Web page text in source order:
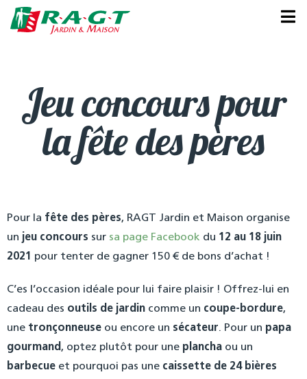
Jeu concours pour
la fête des pères
Pour la fête des pères, RAGT Jardin et Maison organise
un jeu concours sur sa page Facebook du 12 au 18 juin
2021 pour tenter de gagner 150 € de bons d’achat !
C’es l’occasion idéale pour lui faire plaisir ! Offrez-lui en
cadeau des outils de jardin comme un coupe-bordure,
une tronçonneuse ou encore un sécateur. Pour un papa
gourmand , optez plutôt pour une plancha ou un
barbecue et pourquoi pas une caissette de 24 bières
Panneau de gestion des cookies